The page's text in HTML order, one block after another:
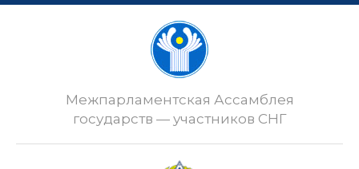
Межпарламентская Ассамблея
государств — участников СНГ